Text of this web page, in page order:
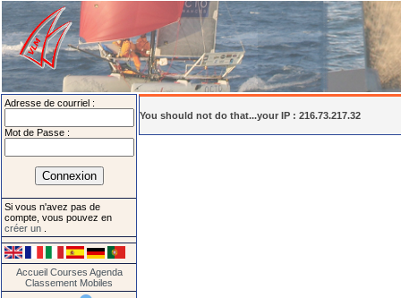
Adresse de courriel :
Mot de Passe :
Si vous n'avez pas de
compte, vous pouvez en
créer un
Accueil Courses Agenda
Classement Mobiles
You should not do that...your IP : 216.73.217.32